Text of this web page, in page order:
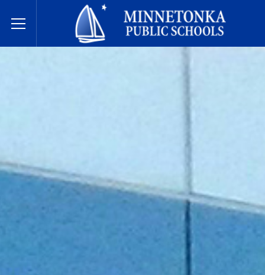
Toggle Menu
Écoles publiques de Minnetonka